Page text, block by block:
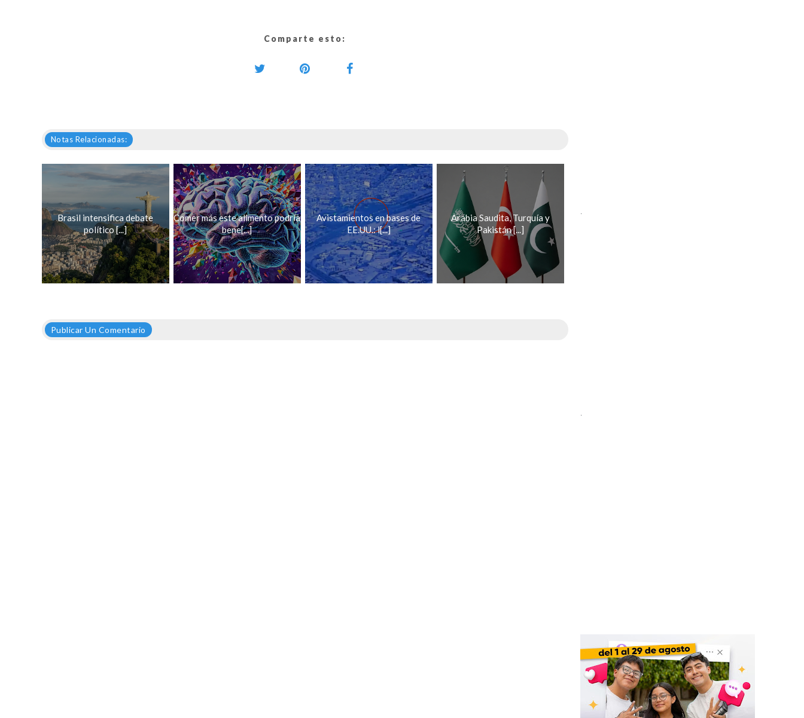
Comparte esto:
Notas Relacionadas:
Brasil intensifica debate
político [...]
Comer más este alimento podría
bene[...]
Avistamientos en bases de
EE.UU.: l[...]
Arabia Saudita, Turquía y
Pakistán [...]
Publicar Un Comentario
.
.